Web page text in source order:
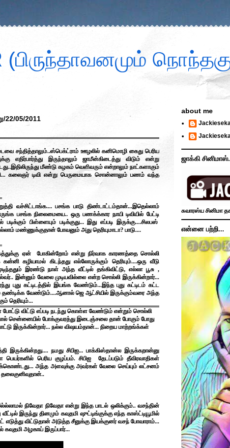
(பிருந்தாவனமும்
22/05/2011
சந்தித்தாலும்..ஸ்பெக்ட்ராம் ஊழலில் கனிமொழி கைது பெரிய
எதிர்பார்த்து இருந்தாலும் ஜாமீன்கிடைத்து விடும் என்று
மீண்டு கழகம் வெளிவரும் என்றாலும் நாட்களாகும்
கலைஞர் டிவி என்று பெருமையாக சொன்னாலும் பணம் வந்த
வச்சிட்டாங்க.... பசங்க பாடு திண்டாட்டம்தான்...இதெல்லாம்
பசங்க நிலைமையை.. ஒரு பணக்க்கார நாயி டிவியில் பேட்டி
பிள்ளையும் படிக்குது... இது எப்படி இருக்கு....சிலபஸ்
மண்ணுக்குதான் போவனும் அது தெரியுமாடா? பாடு....
ஏன் போகின்றோம் என்று நிர்வாக காரணத்தை சொல்லி
கழியாமல் கிடந்தது எல்லோருக்கும் தெரியும்....ஒரு வீடு
இரண்டு நாள் அந்த வீட்டில் தங்கிவிட்டு, எல்லா பூசு ,
இன்னும் வேலை முடியவில்லை என்ற சொல்லி இருக்கின்றார்...
புது கட்டிடத்தில் இயங்க வேண்டும்...இந்த புது கட்டிடம் கட்ட
தண்டிக்க வேண்டும்....ஆனால் ஜெ ஆட்சியில் இருக்கும்வரை அந்த
தெரியும்...
விட்டு எப்படி நடந்து கொள்ள வேண்டும் என்றும் சொல்லி
சென்னையில் போக்குவரத்து இடைஞ்சலை தான் போகும் போது
இருக்கின்றார்... நல்ல விஷயம்தான்... நிறைய மாற்றங்க்கள்
இருக்கின்றது.... நமது சிபிஐ... பாக்கிஸ்தான்ல இருக்கறான்னு
பெரிய குழப்பம். சிபிஐ தேடப்படும் தீவிரவாதிகள்
அந்த அளவுக்கு அவர்கள் வேலை செய்யும் லட்சனம்
தலைகுனிவுதான்..
நிவேதா நிவேதா என்று இந்த பாடல் ஒலிக்கும்.. வசந்தின்
இருந்து தினமும் கவுதமி ஷுட்டிங்குக்கு எந்த காஸ்ட்டியூமில்
விட்டுதான் அடுத்த சீனுக்கு இயக்குனர் வசந் போவாராம்...
கவுதமி அழகாய் இருப்பார்...
about me
ஜாக்கி
சுவாரஸ்ய சினிமா
என்னை பற்றி...